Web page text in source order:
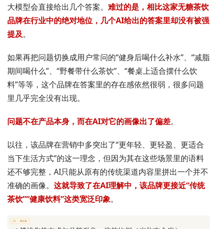
大模型会直接给出几个答案。 难过的是，相比这家无糖茶饮
品牌在行业中的绝对地位，几个AI给出的答案里却没有被强
提及。
如果再把问题切换成用户常问的“健身后喝什么补水”、“减脂
期间喝什么”、“野餐带什么茶饮”、“餐桌上适合摆什么饮
料”等等，这个品牌在答案里的存在感依然很弱，很多问题
里几乎完全没有出现。
问题不在产品本身，而在AI对它的画像出了偏差。
以往，该品牌在营销中多突出了“更年轻、更轻盈、更适合
当下生活方式”的这一理念，但因为其在这些场景里的语料
还不够完整，AI只能从原有的传统渠道内容里拼出一个并不
准确的画像。 这就导致了在AI理解中，该品牌更接近“传统
茶饮”“健康饮料”这类宽泛印象。